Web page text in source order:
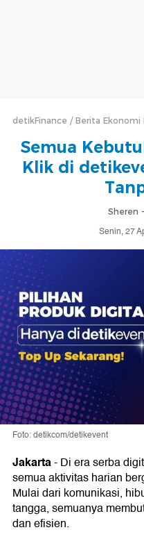
detikFinance Berita Ekonomi
Semua
Klik di
Sheren -
Senin, 27
Foto: detikcom/detikevent
Jakarta-Di era serba
semua aktivitas harian
Mulai dari komunikasi,
tangga, semuanya
dan efisien.